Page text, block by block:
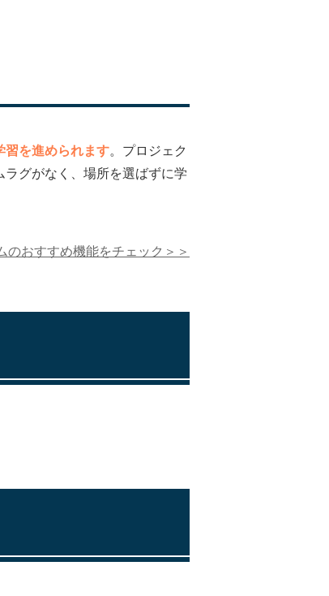
習を進められます。プロジェク
グがなく、場所を選ばずに学
のおすすめ機能をチェック＞＞